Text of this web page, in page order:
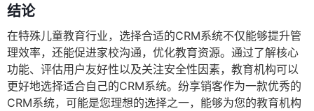
结论
在特殊儿童教育行业，选择合适的CRM系统不仅能够提升管
理效率，还能促进家校沟通，优化教育资源。通过了解核心
功能、评估用户友好性以及关注安全性因素，教育机构可以
更好地选择适合自己的CRM系统。纷享销客作为一款优秀的
CRM系统，可能是您理想的选择之一，能够为您的教育机构